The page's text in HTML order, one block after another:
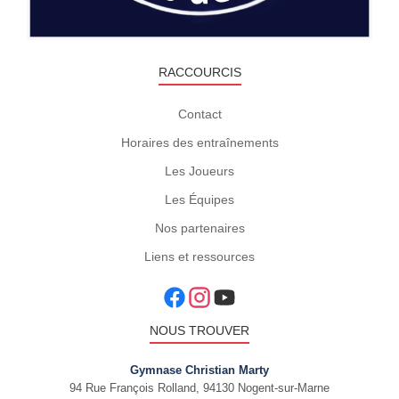
RACCOURCIS
Contact
Horaires des entraînements
Les Joueurs
Les Équipes
Nos partenaires
Liens et ressources
NOUS TROUVER
Gymnase Christian Marty
94 Rue François Rolland, 94130 Nogent-sur-Marne